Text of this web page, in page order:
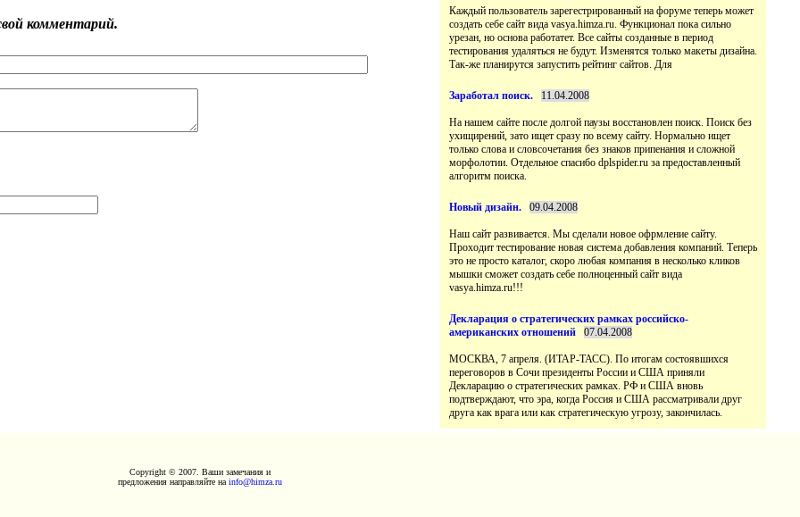
Каждый пользователь зарегестрированный на форуме теперь может
создать себе сайт вида vasya.himza.ru. Функционал пока сильно
урезан, но основа работатет. Все сайты созданные в период
тестирования удаляться не будут. Изменятся только макеты дизайна.
На нашем сайте после долгой паузы восстановлен поиск. Поиск без
ухищирений, зато ищет сразу по всему сайту. Нормально ищет
только слова и словсочетания без знаков припенания и сложной
морфолотии. Отдельное спасибо dplspider.ru за предоставленный
Наш сайт развивается. Мы сделали новое офрмление сайту.
Проходит тестирование новая система добавления компаний. Теперь
это не просто каталог, скоро любая компания в несколько кликов
мышки сможет создать себе полноценный сайт вида
vasya.himza.ru!!!
МОСКВА, 7 апреля. (ИТАР-ТАСС). По итогам состоявшихся
переговоров в Сочи президенты России и США приняли
Декларацию о стратегических рамках. РФ и США вновь
подтверждают, что эра, когда Россия и США рассматривали друг
Copyright © 2007. Ваши замечания и
предложения направляйте на